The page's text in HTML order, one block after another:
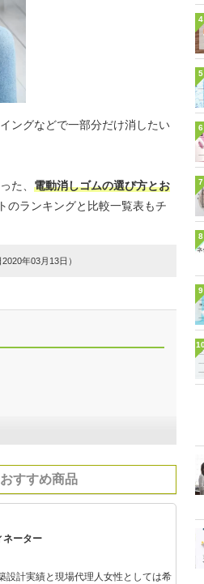
ングなどで一部分だけ消したい
た、 電動消しゴムの選び方とお
のランキングと比較一覧表もチ
年03月13日）
おすすめ商品
ネーター
設計実績と現場代理人女性としては希
4
5
6
7
8
9